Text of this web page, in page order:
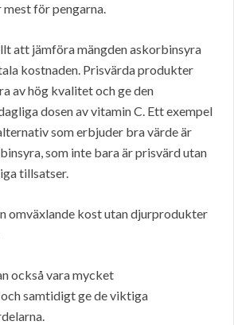
för pengarna.
att jämföra mängden askorbinsyra
kostnaden. Prisvärda produkter
av hög kvalitet och ge den
dosen av vitamin C. Ett exempel
som erbjuder bra värde är
som inte bara är prisvärd utan
tillsatser.
omväxlande kost utan djurprodukter
också vara mycket
samtidigt ge de viktiga